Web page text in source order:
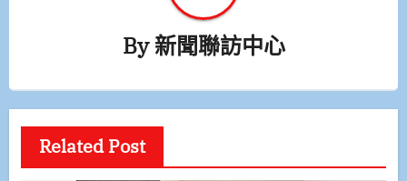
By新聞聯訪中心
Related Post